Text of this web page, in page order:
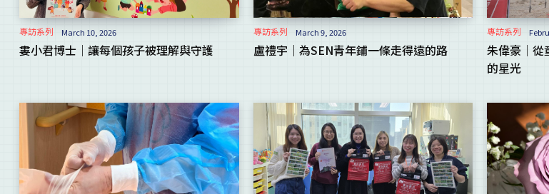
專訪系列 March 10, 2026
婁小君博士｜讓每個孩子被理解與守護
專訪系列 March 9, 2026
盧禮宇｜為SEN青年鋪一條走得遠的路
專訪系列
朱偉豪｜從
的星光